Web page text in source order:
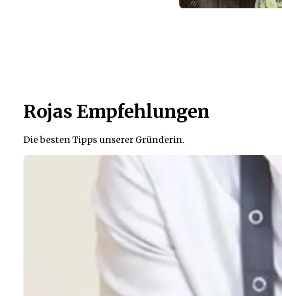
Rojas Empfehlungen
Die besten Tipps unserer Gründerin.